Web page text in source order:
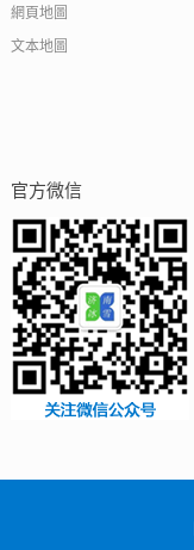
網頁地圖
文本地圖
官方微信